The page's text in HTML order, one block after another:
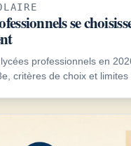
se
professionnels en
critères de choix et limites